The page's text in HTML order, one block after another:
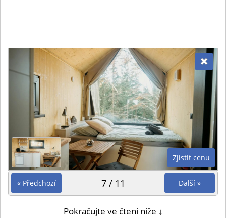
Zjistit cenu
« Předchozí Další »
7 / 11
Pokračujte ve čtení níže ↓